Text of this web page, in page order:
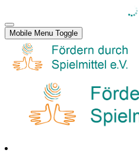
Mobile Menu Toggle